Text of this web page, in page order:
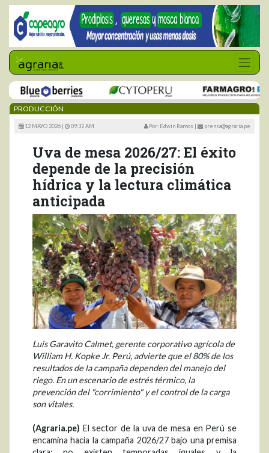
PRODUCCIÓN
12 MAYO 2026 | 09:32 AM Por: Edwin Ramos | prensa@agraria.pe
Uva de mesa 2026/27: El éxito
depende de la precisión
hídrica y la lectura climática
anticipada
Luis Garavito Calmet, gerente corporativo agrícola de
William H. Kopke Jr. Perú, advierte que el 80% de los
resultados de la campaña dependen del manejo del
riego. En un escenario de estrés térmico, la
prevención del "corrimiento" y el control de la carga
son vitales.
(Agraria.pe) El sector de la uva de mesa en Perú se
encamina hacia la campaña 2026/27 bajo una premisa